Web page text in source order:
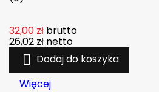
32,00 zł brutto
26,02 zł netto
 Dodaj do koszyka
Więcej